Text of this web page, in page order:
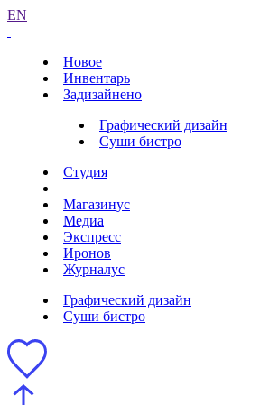
EN
Новое
Инвентарь
Задизайнено
Графический дизайн
Суши бистро
Студия
Магазинус
Медиа
Экспресс
Иронов
Журналус
Графический дизайн
Суши бистро